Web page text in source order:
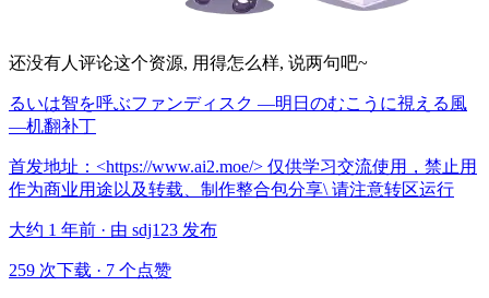
还没有人评论这个资源, 用得怎么样, 说两句吧~
るいは智を呼ぶファンディスク ―明日のむこうに視える風
―机翻补丁
首发地址：<https://www.ai2.moe/> 仅供学习交流使用，禁止用
作为商业用途以及转载、制作整合包分享\ 请注意转区运行
大约 1 年前 · 由 sdj123 发布
259 次下载 · 7 个点赞